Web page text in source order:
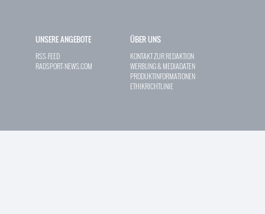
UNSERE ANGEBOTE
RSS-FEED
RADSPORT-NEWS.COM
ÜBER UNS
KONTAKT ZUR REDAKTION
WERBUNG & MEDIADATEN
PRODUKTINFORMATIONEN
ETHIKRICHTLINIE